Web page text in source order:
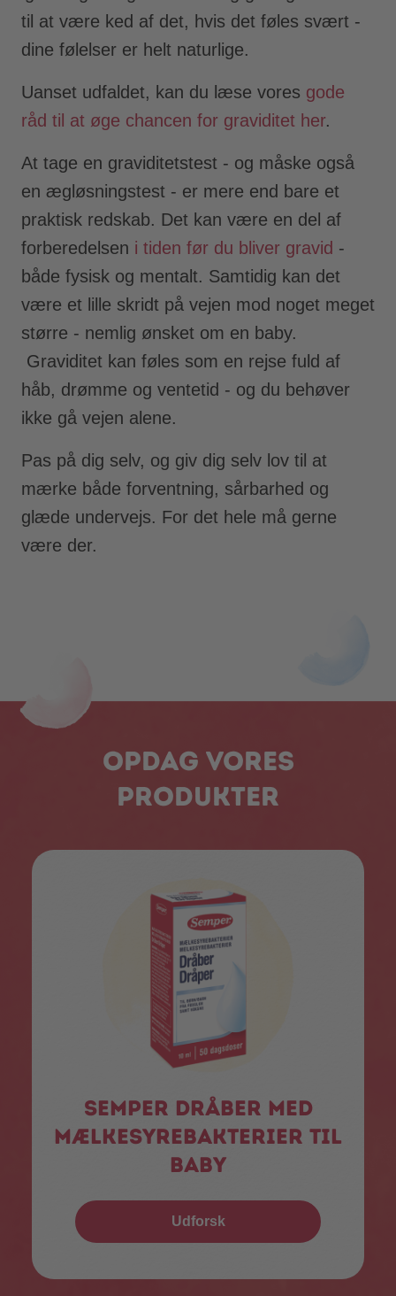
til at være ked af det, hvis det føles svært -
dine følelser er helt naturlige.
Uanset udfaldet, kan du læse vores gode
råd til at øge chancen for graviditet her.
At tage en graviditetstest - og måske også
en ægløsningstest - er mere end bare et
praktisk redskab. Det kan være en del af
forberedelsen i tiden før du bliver gravid -
både fysisk og mentalt. Samtidig kan det
være et lille skridt på vejen mod noget meget
større - nemlig ønsket om en baby.
Graviditet kan føles som en rejse fuld af
håb, drømme og ventetid - og du behøver
ikke gå vejen alene.
Pas på dig selv, og giv dig selv lov til at
mærke både forventning, sårbarhed og
glæde undervejs. For det hele må gerne
være der.
Opdag vores
produkter
Semper dråber med
mælkesyrebakterier til
baby
Udforsk